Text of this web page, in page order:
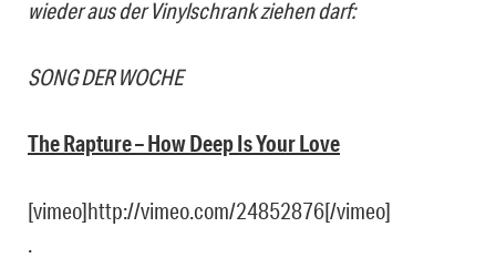
wieder aus der Vinylschrank ziehen darf:
SONG DER WOCHE
The Rapture – How Deep Is Your Love
[vimeo]http://vimeo.com/24852876[/vimeo]
.